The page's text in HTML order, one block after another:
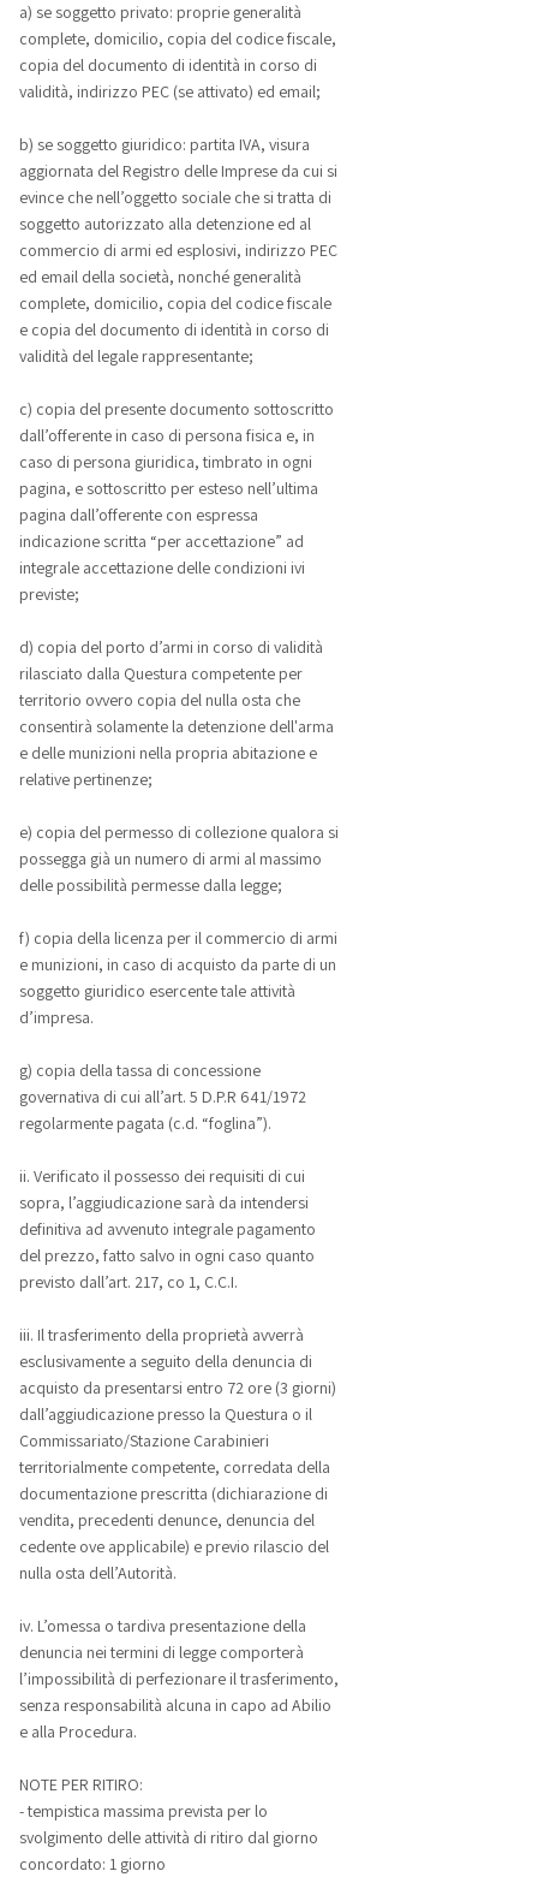
a) se soggetto privato: proprie generalità
complete, domicilio, copia del codice fiscale,
copia del documento di identità in corso di
validità, indirizzo PEC (se attivato) ed email;
b) se soggetto giuridico: partita IVA, visura
aggiornata del Registro delle Imprese da cui si
evince che nell’oggetto sociale che si tratta di
soggetto autorizzato alla detenzione ed al
commercio di armi ed esplosivi, indirizzo PEC
ed email della società, nonché generalità
complete, domicilio, copia del codice fiscale
e copia del documento di identità in corso di
validità del legale rappresentante;
c) copia del presente documento sottoscritto
dall’offerente in caso di persona fisica e, in
caso di persona giuridica, timbrato in ogni
pagina, e sottoscritto per esteso nell’ultima
pagina dall’offerente con espressa
indicazione scritta “per accettazione” ad
integrale accettazione delle condizioni ivi
previste;
d) copia del porto d’armi in corso di validità
rilasciato dalla Questura competente per
territorio ovvero copia del nulla osta che
consentirà solamente la detenzione dell'arma
e delle munizioni nella propria abitazione e
relative pertinenze;
e) copia del permesso di collezione qualora si
possegga già un numero di armi al massimo
delle possibilità permesse dalla legge;
f) copia della licenza per il commercio di armi
e munizioni, in caso di acquisto da parte di un
soggetto giuridico esercente tale attività
d’impresa.
g) copia della tassa di concessione
governativa di cui all’art. 5 D.P.R 641/1972
regolarmente pagata (c.d. “foglina”).
ii. Verificato il possesso dei requisiti di cui
sopra, l’aggiudicazione sarà da intendersi
definitiva ad avvenuto integrale pagamento
del prezzo, fatto salvo in ogni caso quanto
previsto dall’art. 217, co 1, C.C.I.
iii. Il trasferimento della proprietà avverrà
esclusivamente a seguito della denuncia di
acquisto da presentarsi entro 72 ore (3 giorni)
dall’aggiudicazione presso la Questura o il
Commissariato/Stazione Carabinieri
territorialmente competente, corredata della
documentazione prescritta (dichiarazione di
vendita, precedenti denunce, denuncia del
cedente ove applicabile) e previo rilascio del
nulla osta dell’Autorità.
iv. L’omessa o tardiva presentazione della
denuncia nei termini di legge comporterà
l’impossibilità di perfezionare il trasferimento,
senza responsabilità alcuna in capo ad Abilio
e alla Procedura.
NOTE PER RITIRO:
- tempistica massima prevista per lo
svolgimento delle attività di ritiro dal giorno
concordato: 1 giorno